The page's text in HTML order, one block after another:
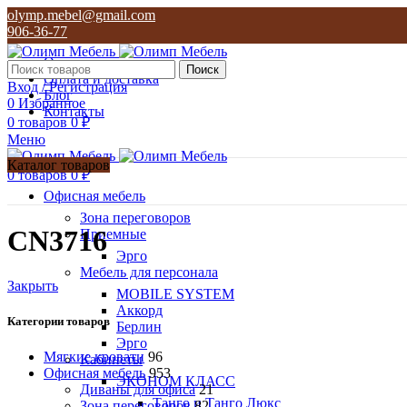
olymp.mebel@gmail.com
906-36-77
О нас
Оплата и доставка
Блог
Контакты
Поиск
Вход / Регистрация
0 Избранное
0 товаров 0₽
Меню
0товаров 0₽
Каталог товаров
Офисная мебель
Зона переговоров
Приемные
Эрго
Мебель для персонала
MOBILE SYSTEM
Аккорд
Берлин
Эрго
Кабинеты
ЭКОНОМ КЛАСС
Танго и Танго Люкс
CN3716
Закрыть
Категории товаров
Мягкие кровати 96
Офисная мебель 953
Диваны для офиса 21